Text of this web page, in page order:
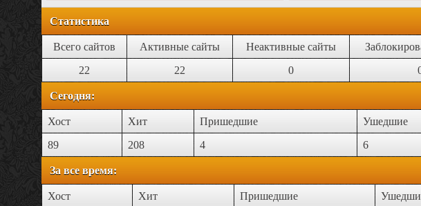
Статистика
Всего сайтов Активные сайты Неактивные сайты
22
22 0
Сегодня:
Хост Хит Пришедшие
Ушедшие
89
208 4 6
За все время:
Хост Хит Пришедшие